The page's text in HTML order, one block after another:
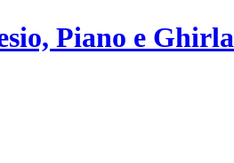
Piano e Ghirla